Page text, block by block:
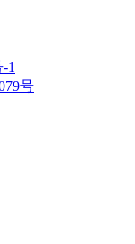
1
号